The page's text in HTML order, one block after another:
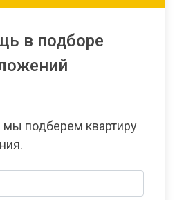
в подборе
мы подберем квартиру